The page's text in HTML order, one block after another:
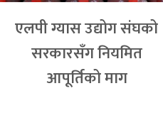
एलपी ग्यास उद्योग संघको
सरकारसँग नियमित
आपूर्तिको माग